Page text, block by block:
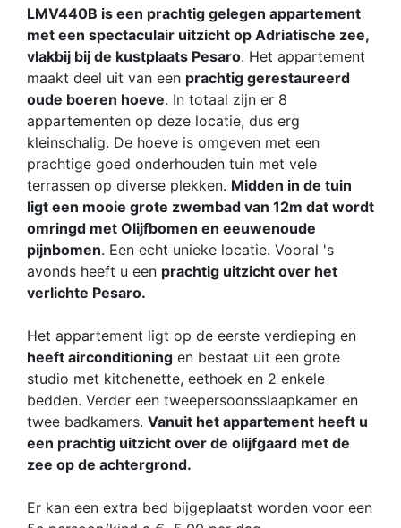
LMV440B is een prachtig gelegen appartement
met een spectaculair uitzicht op Adriatische zee,
vlakbij bij de kustplaats Pesaro. Het appartement
maakt deel uit van een prachtig gerestaureerd
oude boeren hoeve. In totaal zijn er 8
appartementen op deze locatie, dus erg
kleinschalig. De hoeve is omgeven met een
prachtige goed onderhouden tuin met vele
terrassen op diverse plekken. Midden in de tuin
ligt een mooie grote zwembad van 12m dat wordt
omringd met Olijfbomen en eeuwenoude
pijnbomen. Een echt unieke locatie. Vooral 's
avonds heeft u een prachtig uitzicht over het
verlichte Pesaro.
Het appartement ligt op de eerste verdieping en
heeft airconditioning en bestaat uit een grote
studio met kitchenette, eethoek en 2 enkele
bedden. Verder een tweepersoonsslaapkamer en
twee badkamers. Vanuit het appartement heeft u
een prachtig uitzicht over de olijfgaard met de
zee op de achtergrond.
Er kan een extra bed bijgeplaatst worden voor een